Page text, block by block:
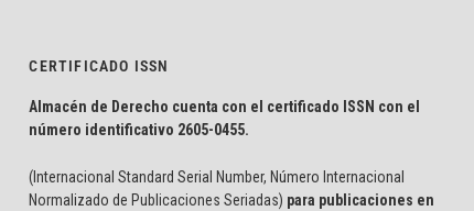
CERTIFICADO ISSN
Almacén de Derecho cuenta con el certificado ISSN con el
número identificativo 2605-0455.
(Internacional Standard Serial Number, Número Internacional
Normalizado de Publicaciones Seriadas) para publicaciones en